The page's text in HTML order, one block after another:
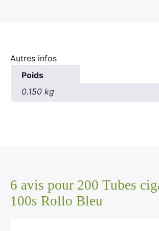
Autres infos
Poids
0.150 kg
6 avis pour 200 Tubes
100s Rollo Bleu